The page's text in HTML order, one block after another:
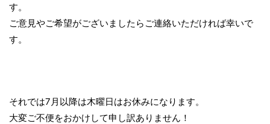
す。
ご意見やご希望がございましたらご連絡いただければ幸いで
す。
それでは7月以降は木曜日はお休みになります。
大変ご不便をおかけして申し訳ありません！